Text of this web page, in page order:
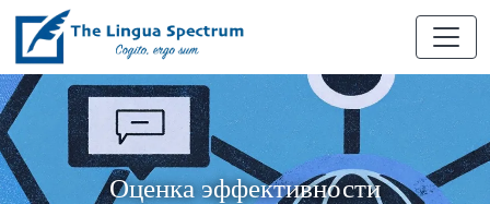
Оценка эффективности